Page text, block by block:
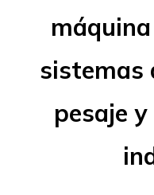
sistemas
pesaje